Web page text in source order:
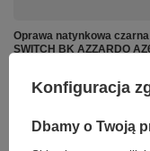
Oprawa natynkowa czarna
SWITCH BK AZZARDO
Konfiguracja
Dbamy o Twoją